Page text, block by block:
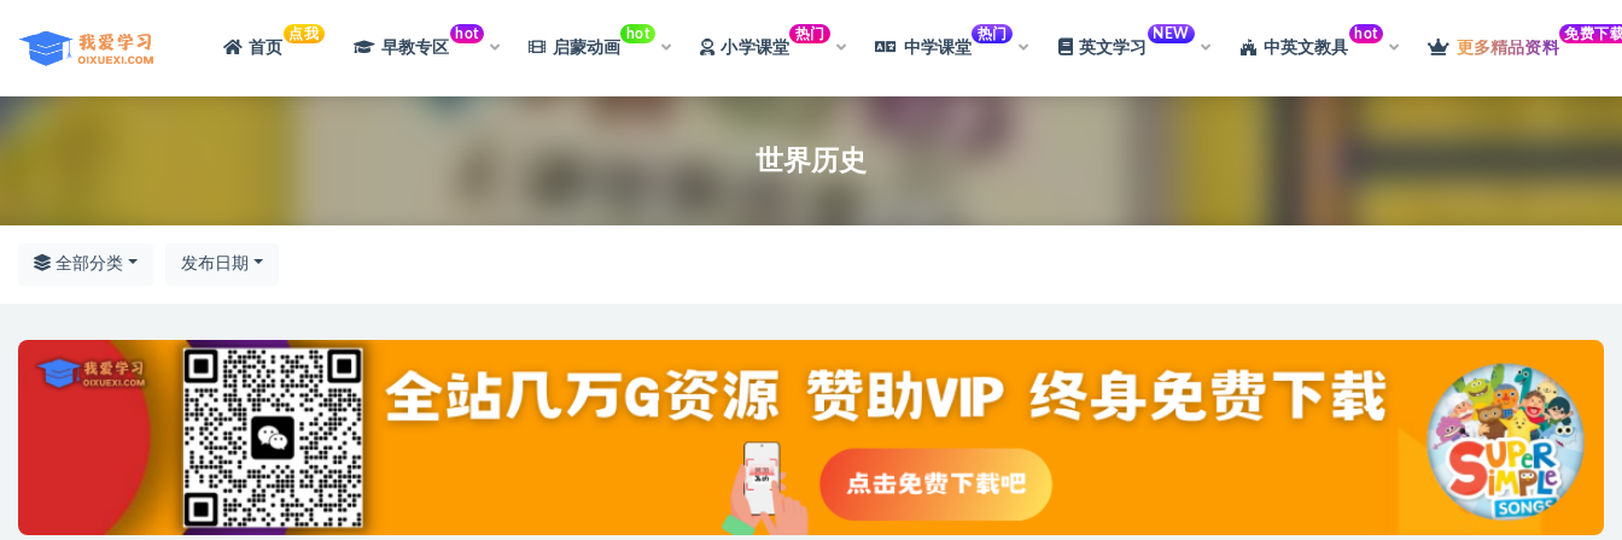
首页
点我
早教专区
hot
启蒙动画
hot
小学课堂
热门
中学课堂
热门
英文学习
NEW
中英文教具
hot
更多精品资料
免费下
世界历史
全部分类 发布日期